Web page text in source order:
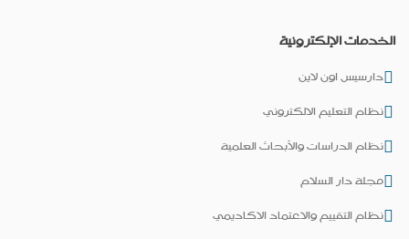
الخدمات الإلكترونية
دارسيس اون لاين
نظام التعليم الالكتروني
نظام الدراسات والأبحاث العلمية
مجلة دار السلام
نظام التقييم والاعتماد الاكاديمي